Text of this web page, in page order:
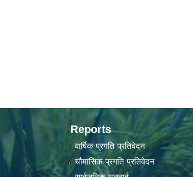
Reports
वार्षिक प्रगति प्रतिवेदन
चौमासिक प्रगति प्रतिवेदन